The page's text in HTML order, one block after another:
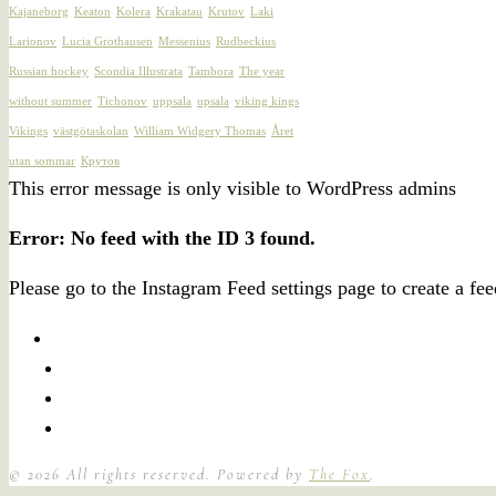
Kajaneborg Keaton Kolera Krakatau Krutov Laki
Larionov Lucia Grothausen Messenius Rudbeckius
Russian hockey Scondia Illustrata Tambora The year
without summer Tichonov uppsala upsala viking kings
Vikings västgötaskolan William Widgery Thomas Året
utan sommar Крутов
This error message is only visible to WordPress admins
Error: No feed with the ID 3 found.
Please go to the Instagram Feed settings page to create a
© 2026 All rights reserved. Powered by The Fox.